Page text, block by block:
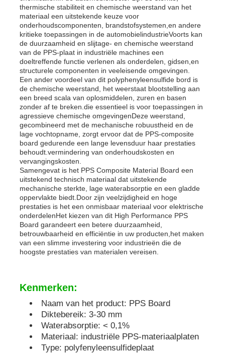
PP Advertising Board
Plastic PP-plaat
PPS-raad
Vlamvertragende polypropyleen plaat
Holle de Bouwraad van pp
PP-wandplaat
polypropyleenblad
PP-buizen
polypropyleen-buizenbehangen
thermische stabiliteit en chemische weerstand van het
materiaal een uitstekende keuze voor
onderhoudscomponenten, brandstofsystemen,en andere
kritieke toepassingen in de automobielindustrieVoorts kan
de duurzaamheid en slijtage- en chemische weerstand
van de PPS-plaat in industriële machines een
doeltreffende functie verlenen als onderdelen, gidsen,en
structurele componenten in veeleisende omgevingen.
Een ander voordeel van dit polyphenyleensulfide bord is
de chemische weerstand, het weerstaat blootstelling aan
een breed scala van oplosmiddelen, zuren en basen
zonder af te breken.die essentieel is voor toepassingen in
agressieve chemische omgevingenDeze weerstand,
gecombineerd met de mechanische robuustheid en de
lage vochtopname, zorgt ervoor dat de PPS-composite
board gedurende een lange levensduur haar prestaties
behoudt.vermindering van onderhoudskosten en
vervangingskosten.
Samengevat is het PPS Composite Material Board een
uitstekend technisch materiaal dat uitstekende
mechanische sterkte, lage waterabsorptie en een gladde
oppervlakte biedt.Door zijn veelzijdigheid en hoge
prestaties is het een onmisbaar materiaal voor elektrische
onderdelenHet kiezen van dit High Performance PPS
Board garandeert een betere duurzaamheid,
betrouwbaarheid en efficiëntie in uw producten,het maken
van een slimme investering voor industrieën die de
hoogste prestaties van materialen vereisen.
Kenmerken:
Naam van het product: PPS Board
Diktebereik: 3-30 mm
Waterabsorptie: < 0,1%
Materiaal: industriële PPS-materiaalplaten
Type: polyfenyleensulfideplaat